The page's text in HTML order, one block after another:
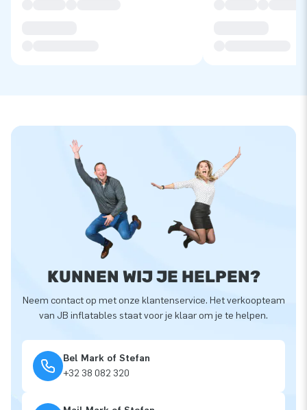
KUNNEN WIJ JE HELPEN?
Neem contact op met onze klantenservice. Het verkoopteam
van JB inflatables staat voor je klaar om je te helpen.
Bel Mark of Stefan
+32 38 082 320